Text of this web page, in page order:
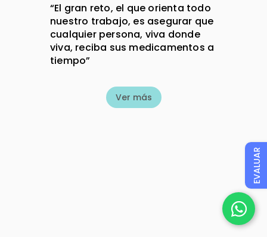
“El gran reto, el que orienta todo
nuestro trabajo, es asegurar que
cualquier persona, viva donde
viva, reciba sus medicamentos a
tiempo”
Ver más
EVALUAR